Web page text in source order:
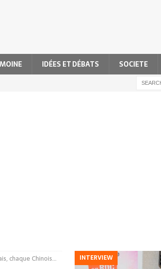
IDÉES ET DÉBATS SOCIETE
chaque Chinois…
INTERVIEW